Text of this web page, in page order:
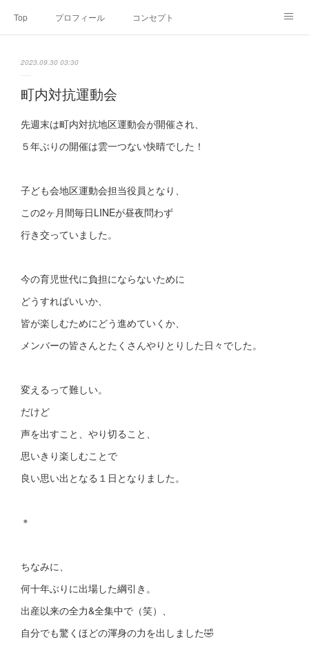
Top プロフィール コンセプト
SNS
2023.09.30 03:30
町内対抗運動会
先週末は町内対抗地区運動会が開催され、
５年ぶりの開催は雲一つない快晴でした！
子ども会地区運動会担当役員となり、
この2ヶ月間毎日LINEが昼夜問わず
行き交っていました。
今の育児世代に負担にならないために
どうすればいいか、
皆が楽しむためにどう進めていくか、
メンバーの皆さんとたくさんやりとりした日々でした。
変えるって難しい。
だけど
声を出すこと、やり切ること、
思いきり楽しむことで
良い思い出となる１日となりました。
＊
ちなみに、
何十年ぶりに出場した綱引き。
出産以来の全力&全集中で（笑）、
自分でも驚くほどの渾身の力を出しました🤣